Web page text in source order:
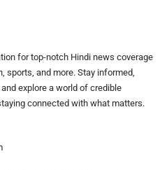
for top-notch Hindi news coverage
and more. Stay informed,
explore a world of credible
connected with what matters.